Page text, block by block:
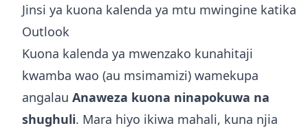
Jinsi ya kuona kalenda ya mtu mwingine katika
Outlook
Kuona kalenda ya mwenzako kunahitaji
kwamba wao (au msimamizi) wamekupa
angalau Anaweza kuona ninapokuwa na
shughuli. Mara hiyo ikiwa mahali, kuna njia